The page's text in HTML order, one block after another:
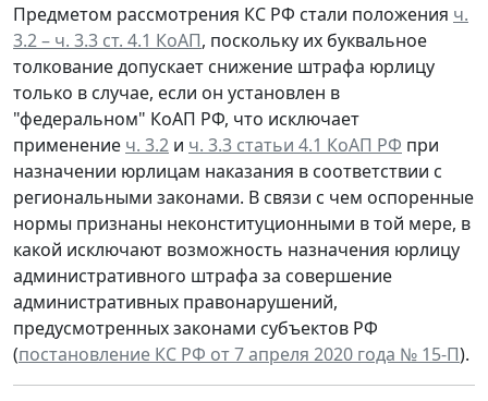
Предметом рассмотрения КС РФ стали положения ч.
3.2 – ч. 3.3 ст. 4.1 КоАП, поскольку их буквальное
толкование допускает снижение штрафа юрлицу
только в случае, если он установлен в
"федеральном" КоАП РФ, что исключает
применение ч. 3.2 и ч. 3.3 статьи 4.1 КоАП РФ при
назначении юрлицам наказания в соответствии с
региональными законами. В связи с чем оспоренные
нормы признаны неконституционными в той мере, в
какой исключают возможность назначения юрлицу
административного штрафа за совершение
административных правонарушений,
предусмотренных законами субъектов РФ
(постановление КС РФ от 7 апреля 2020 года № 15-П).